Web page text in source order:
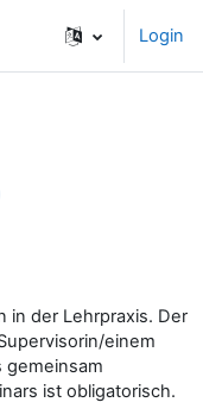
Login
in der Lehrpraxis. Der
einem
gemeinsam
ist obligatorisch.